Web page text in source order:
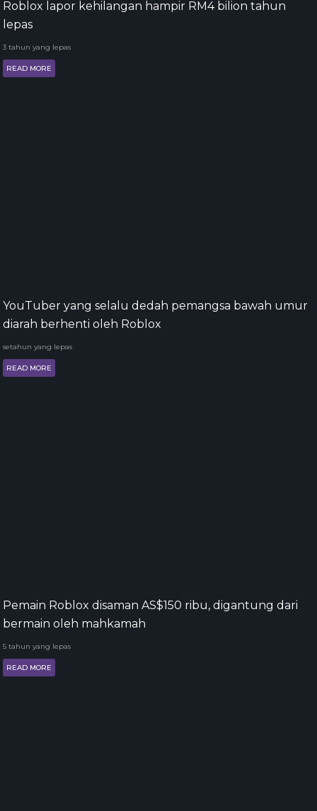
Roblox lapor kehilangan hampir RM4 bilion tahun
lepas
3 tahun yang lepas
READ MORE
YouTuber yang selalu dedah pemangsa bawah umur
diarah berhenti oleh Roblox
setahun yang lepas
READ MORE
Pemain Roblox disaman AS$150 ribu, digantung dari
bermain oleh mahkamah
5 tahun yang lepas
READ MORE